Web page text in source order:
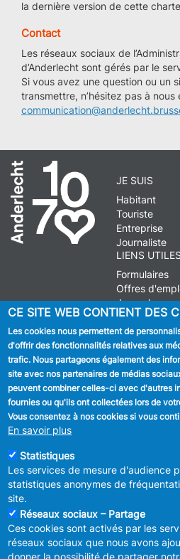
la dernière version de cette
Contact
Les réseaux sociaux de
d’Anderlecht sont gérés par le
Si vous avez une question ou un
transmettre, n’hésitez pas à nous
JE SUIS
Habitant
Touriste
Entreprise
Journaliste
LIENS UTILES
Formulaires
Offres
Journal
SUIVEZ
MENU
FOOTER
Déclaration
Déclaration
CE SITE WEB CONTIENT DES
Les cookies nous permettent de
d'offrir des fonctionnalités relatives aux
trafic. Nous partageons également des
site avec nos partenaires de médias
peuvent combiner celles-ci avec d'autres
fournies ou qu'ils ont collectées lors de
Vous consentez à nos cookies si vous
En savoir plus
Statistiques
Les services de mesure d'audience
statistiques anonymes de
site.
Réseaux sociaux – Partage
Ces cookies sont activés par les
réseaux sociaux que nous avons
donner la possibilité de partager